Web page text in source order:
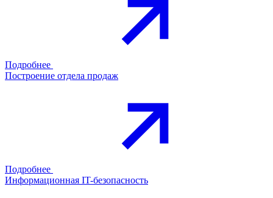
Подробнее
Построение отдела продаж
Подробнее
Информационная IT-безопасность